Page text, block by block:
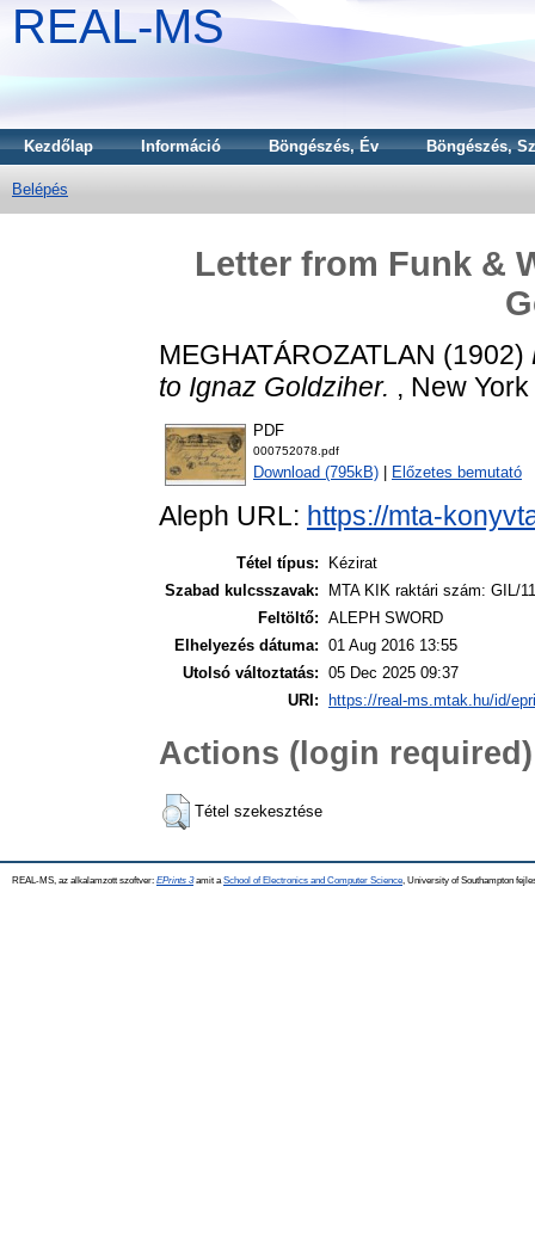
REAL-MS
Kezdőlap Információ Böngészés, Év Böngészés,
Belépés
Letter from Funk &
MEGHATÁROZATLAN (1902)
to Ignaz Goldziher. , New
PDF
000752078.pdf
Download (795kB) Előzetes bemutató
Aleph URL: https://mta-
Tétel típus:
Kézirat
Szabad kulcsszavak:
MTA KIK raktári szám: GIL/
Feltöltő: ALEPH SWORD
Elhelyezés dátuma: 01 Aug 2016 13:55
Utolsó változtatás: 05 Dec 2025 09:37
URI:
https://real-ms.mtak.hu/id/
Actions (login required)
Tétel szekesztése
REAL-MS, az alkalamzott szoftver: EPrints 3amit a School of Electronics and Computer Science , University of Southampton